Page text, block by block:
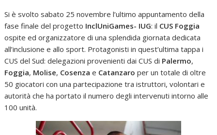
Si è svolto sabato 25 novembre l’ultimo appuntamento della
fase finale del progetto InclUniGames- IUG: il CUS Foggia
ospite ed organizzatore di una splendida giornata dedicata
all’inclusione e allo sport. Protagonisti in quest’ultima tappa i
CUS del Sud: delegazioni provenienti dai CUS di Palermo,
Foggia, Molise, Cosenza e Catanzaro per un totale di oltre
50 giocatori con una partecipazione tra istruttori, volontari e
autorità che ha portato il numero degli intervenuti intorno alle
100 unità.